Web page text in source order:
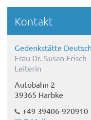
Kontakt
Gedenkstätte
Frau Dr. Susan Frisch
Leiterin
Autobahn 2
39365 Harbke
+49 39406-920910